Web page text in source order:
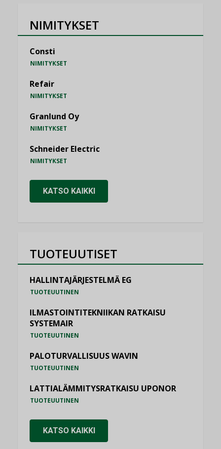
NIMITYKSET
Consti
NIMITYKSET
Refair
NIMITYKSET
Granlund Oy
NIMITYKSET
Schneider Electric
NIMITYKSET
KATSO KAIKKI
TUOTEUUTISET
HALLINTAJÄRJESTELMÄ EG
TUOTEUUTINEN
ILMASTOINTITEKNIIKAN RATKAISU
SYSTEMAIR
TUOTEUUTINEN
PALOTURVALLISUUS WAVIN
TUOTEUUTINEN
LATTIALÄMMITYSRATKAISU UPONOR
TUOTEUUTINEN
KATSO KAIKKI